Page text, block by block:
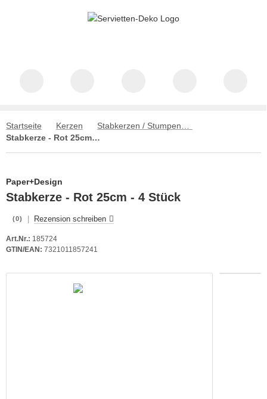
Startseite Kerzen
Stabkerze - Rot 25cm - 4 Stück
Paper+Design
Stabkerze - Rot 25cm - 4 Stück
(0) Rezension schreiben
Art.Nr.: 185724
GTIN/EAN: 7321011857241